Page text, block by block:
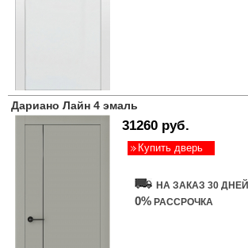
Дариано Лайн 4 эмаль
31260 руб.
Купить дверь
НА ЗАКАЗ 30 ДНЕЙ
0% РАССРОЧКА